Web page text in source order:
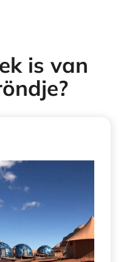
is van